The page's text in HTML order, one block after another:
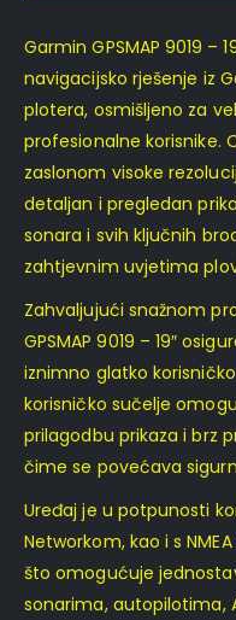
Garmin GPSMAP 9019 –
navigacijsko rješenje iz
plotera, osmišljeno za
profesionalne korisnike.
zaslonom visoke
detaljan i pregledan
sonara i svih ključnih
zahtjevnim uvjetima
Zahvaljujući snažnom
GPSMAP 9019 – 19″
iznimno glatko
korisničko sučelje
prilagodbu prikaza i brz
čime se povećava
Uređaj je u potpunosti
Networkom, kao i s
što omogućuje
sonarima, autopilotima,